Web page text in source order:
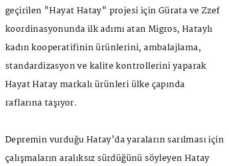
geçirilen "Hayat Hatay" projesi için Gürata ve Zzef
koordinasyonunda ilk adımı atan Migros, Hataylı
kadın kooperatifinin ürünlerini, ambalajlama,
standardizasyon ve kalite kontrollerini yaparak
Hayat Hatay markalı ürünleri ülke çapında
raflarına taşıyor.
Depremin vurduğu Hatay'da yaraların sarılması için
çalışmaların aralıksız sürdüğünü söyleyen Hatay